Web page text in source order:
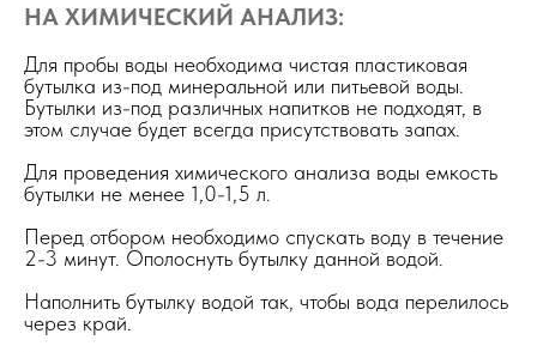
НА ХИМИЧЕСКИЙ АНАЛИЗ:
Для пробы воды необходима чистая пластиковая
бутылка из-под минеральной или питьевой воды.
Бутылки из-под различных напитков не подходят, в
этом случае будет всегда присутствовать запах.
Для проведения химического анализа воды емкость
бутылки не менее 1,0-1,5 л.
Перед отбором необходимо спускать воду в течение
2-3 минут. Ополоснуть бутылку данной водой.
Наполнить бутылку водой так, чтобы вода перелилось
через край.